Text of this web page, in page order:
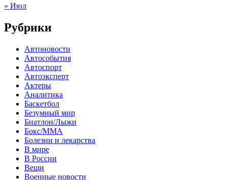
« Июл
Рубрики
Автоновости
Автособытия
Автоспорт
Автоэксперт
Актеры
Аналитика
Баскетбол
Безумный мир
Биатлон/Лыжи
Бокс/MMA
Болезни и лекарства
В мире
В России
Вещи
Военные новости